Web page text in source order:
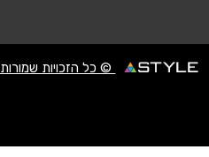
© כל הזכויות שמורות STYLE ניהול מועדוני לקוחות